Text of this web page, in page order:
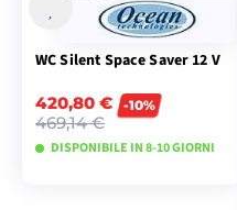
WC Silent Space Saver 12 V
420,80 €
469,14 €
-10%
DISPONIBILE IN 8-10 GIORNI